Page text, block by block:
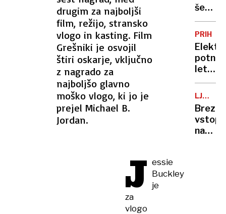
drugim za najboljši
film, režijo, stransko
vlogo in kasting. Film
Grešniki je osvojil
štiri oskarje, vključno
z nagrado za
najboljšo glavno
moško vlogo, ki jo je
prejel Michael B.
Jordan.
J essie
Buckley
je
za
vlogo
sladke
bregu,
več
še
nismo
videli:
novi
razkrili
doslej
letala
niso
več
le
po
na